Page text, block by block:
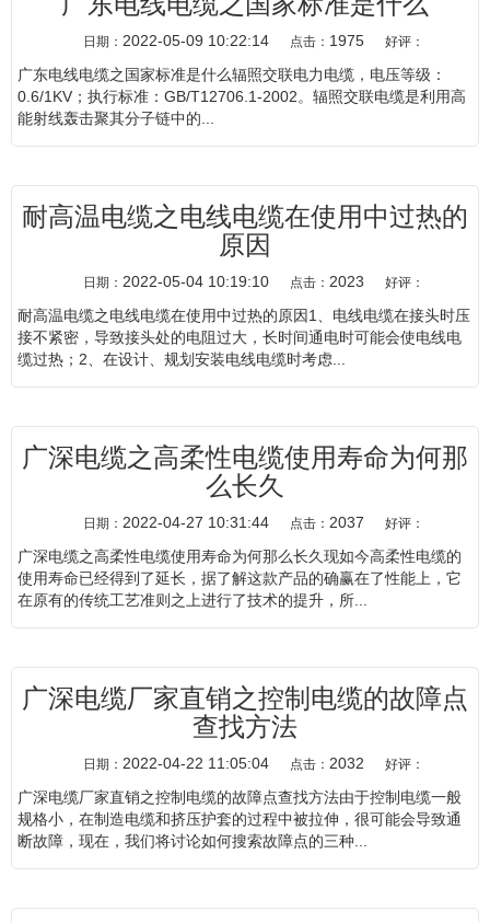
日期： 2022-05-09 10:22:14 点击： 1975 好评：
广东电线电缆之国家标准是什么辐照交联电力电缆，电压等级：
0.6/1KV；执行标准：GB/T12706.1-2002。辐照交联电缆是利用高
能射线轰击聚其分子链中的...
耐高温电缆之电线电缆在使用中过热的
原因
日期： 2022-05-04 10:19:10 点击： 2023 好评：
耐高温电缆之电线电缆在使用中过热的原因1、电线电缆在接头时压
接不紧密，导致接头处的电阻过大，长时间通电时可能会使电线电
缆过热；2、在设计、规划安装电线电缆时考虑...
广深电缆之高柔性电缆使用寿命为何那
么长久
日期： 2022-04-27 10:31:44 点击： 2037 好评：
广深电缆之高柔性电缆使用寿命为何那么长久现如今高柔性电缆的
使用寿命已经得到了延长，据了解这款产品的确赢在了性能上，它
在原有的传统工艺准则之上进行了技术的提升，所...
广深电缆厂家直销之控制电缆的故障点
查找方法
日期： 2022-04-22 11:05:04 点击： 2032 好评：
广深电缆厂家直销之控制电缆的故障点查找方法由于控制电缆一般
规格小，在制造电缆和挤压护套的过程中被拉伸，很可能会导致通
断故障，现在，我们将讨论如何搜索故障点的三种...